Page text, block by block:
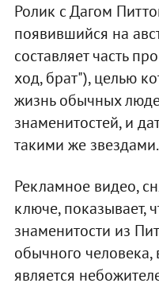
Ролик с Дагом
появившийся на
составляет часть
ход, брат"), целью
жизнь обычных
знаменитостей, и
такими же звездами.
Рекламное видео,
ключе, показывает,
знаменитости из
обычного
является